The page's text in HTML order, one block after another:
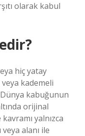
olarak kabul
hiç yatay
kademeli
kabuğunun
orijinal
yalnızca
alanı ile